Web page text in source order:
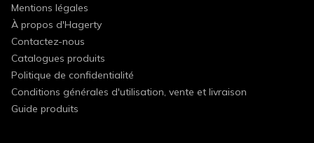
Mentions légales
À propos d'Hagerty
Contactez-nous
Catalogues produits
Politique de confidentialité
Conditions générales d'utilisation, vente et livraison
Guide produits